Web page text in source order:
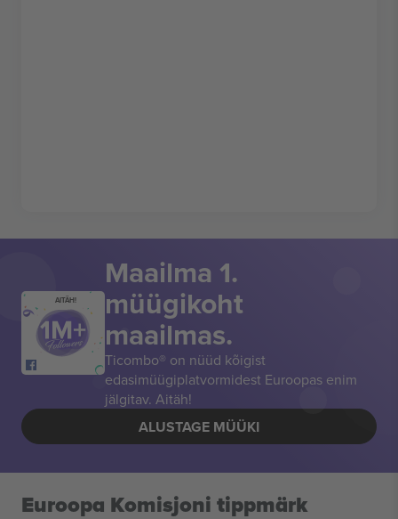
AITÄH!
Maailma 1.
müügikoht
maailmas.
Ticombo® on nüüd kõigist
edasimüügiplatvormidest Euroopas enim
jälgitav. Aitäh!
ALUSTAGE MÜÜKI
Euroopa Komisjoni tippmärk